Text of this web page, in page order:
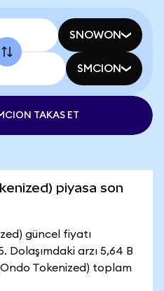
SNOWON
SMCION
TAKAS ET
piyasa son
güncel fiyatı
Dolaşımdaki arzı 5,64 B
Tokenized) toplam